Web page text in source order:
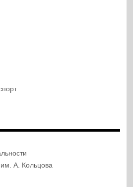
А. Кольцова